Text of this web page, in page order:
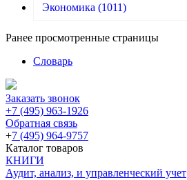
Экономика (1011)
Ранее просмотренные страницы
Словарь
Заказать звонок
+7 (495) 963-1926
Обратная связь
+7 (495) 964-9757
Каталог товаров
КНИГИ
Аудит, анализ, и управленческий учет